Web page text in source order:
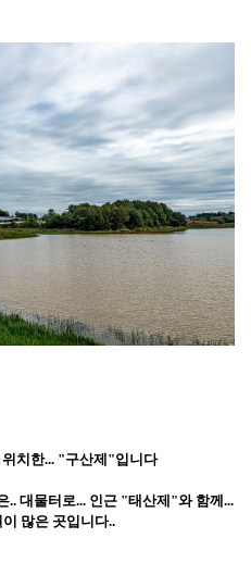
치한... "구산제"입니다
.. 대물터로... 인근 "태산제"와 함께...
많은 곳입니다..